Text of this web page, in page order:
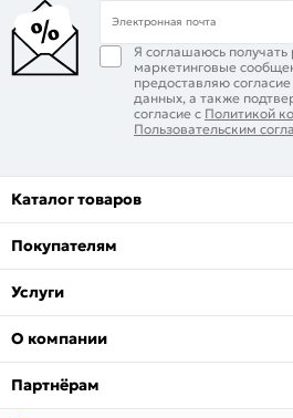
Электронная почта
Я соглашаюсь
маркетинговые
предоставляю
данных, а также
согласие с Политикой
Пользовательским
Каталог товаров
Покупателям
Услуги
О компании
Партнёрам